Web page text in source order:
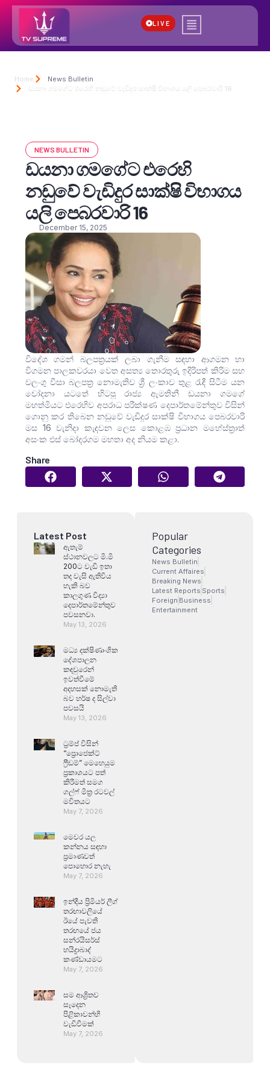
LIVE
Home
News Bulletin
ඩයනා ගමගේට එරෙහි නඩුවේ වැඩිදුර සාක්ෂි විභාගය යලි පෙබරවාරි 16
NEWS BULLETIN
ඩයනා ගමගේට එරෙහි
නඩුවේ වැඩිදුර සාක්ෂි විභාගය
යලි පෙබරවාරි 16
December 15, 2025
විදේශ ගමන් බලපත්‍රයක් ලබා ගැනීම සඳහා ආගමන හා
විගමන පාලකවරයා වෙත අසත්‍ය තොරතුරු ඉදිරිපත් කිරිම සහ
වලංගු වීසා බලපත්‍ර නොමැතිව ශ්‍රී ලංකාව තුළ රැඳී සිටීම යන
චෝදනා යටතේ හිටපු රාජ්‍ය ඇමතිනී ඩයනා ගමගේ
මහත්මියට එරෙහිව අපරාධ පරීක්ෂණ දෙපාර්තමේන්තුව විසින්
ගොනු කර තිබෙන නඩුවේ වැඩිදුර සාක්ෂි විභාගය පෙබරවාරි
මස 16 වැනිදා කැඳවන ලෙස කොළඹ ප්‍රධාන මහේස්ත්‍රාත්
අසංක එස් බෝදරගම මහතා අද නියම කළා.
Share
Latest Post
ඇතැම්
ස්ථානවලට මි.මි
200ට වැඩි ඉතා
තද වැසි ඇතිවිය
හැකි බව
කාලගුණ විද්‍යා
දෙපාර්තමේන්තුව
පවසනවා.
May 13, 2026
මධ්‍ය දක්ෂිණාංශික
දේශපාලන
කඳවුරෙන්
ඉවත්වීමේ
අදහසක් නොමැති
බව හර්ෂ ද සිල්වා
පවසයි
May 13, 2026
ට්‍රම්ප් විසින්
“ප්‍රොජෙක්ට්
ෆ්‍රීඩම්” මෙහෙයුම
ප්‍රකාශයට පත්
කිරීමත් සමග
ගල්ෆ් මිත්‍ර රටවල්
මවිතයට
May 7, 2026
මෙවර යල
කන්නය සඳහා
ප්‍රමාණවත්
පොහොර නැහැ
May 7, 2026
ඉන්දීය ප්‍රිමියර් ලීග්
තරඟාවලියේ
ඊයේ පැවති
තරඟයේ ජය
සන්රයිසර්ස්
හයිද්‍රාබාද්
කණ්ඩායමට
May 7, 2026
සම ආශ්‍රිතව
සෑදෙන
පිළිකාවන්හි
වැඩිවීමක්
May 7, 2026
Popular
Categories
News Bulletin
Current Affaires
Breaking News
Latest Reports Sports
Foreign Business
Entertainment